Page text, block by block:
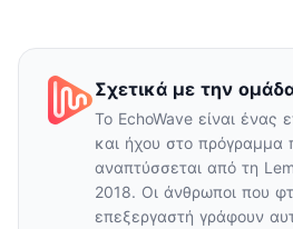
Σχετικά με την
Το EchoWave είναι ένας
και ήχου στο πρόγραμμα
αναπτύσσεται από τη
2018. Οι άνθρωποι που
επεξεργαστή γράφουν